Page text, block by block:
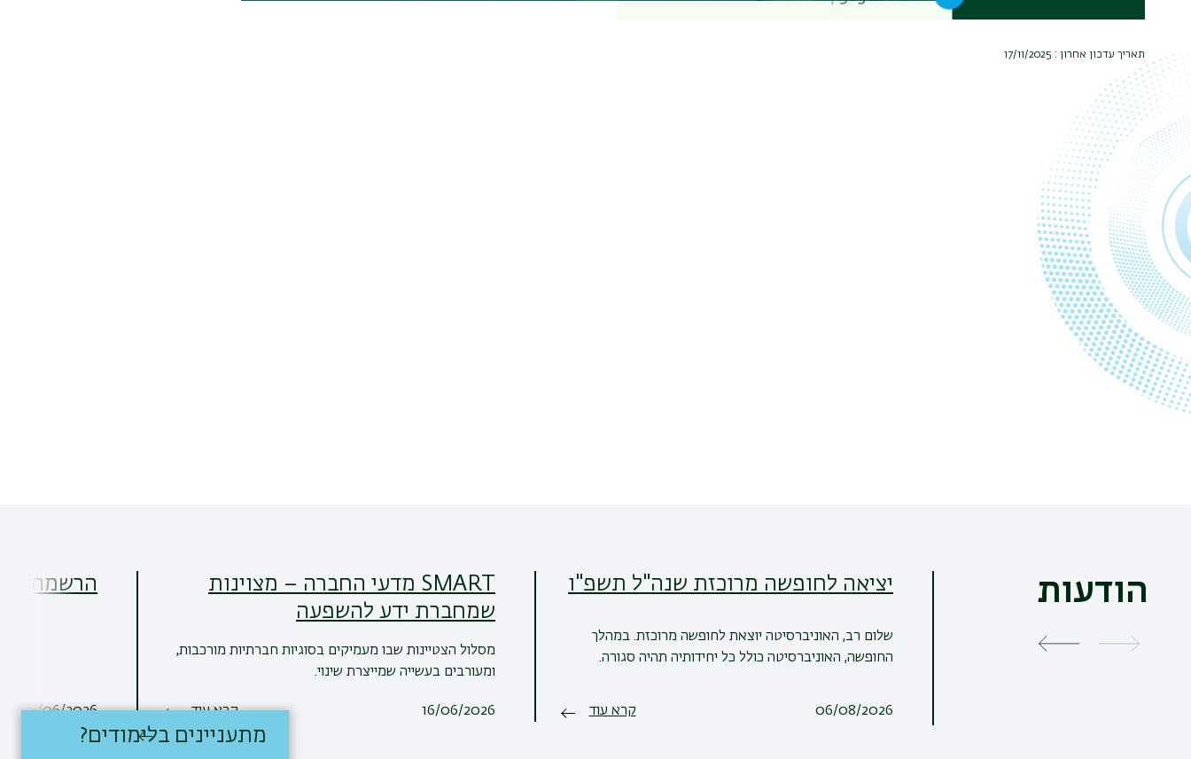
תאריך עדכון אחרון : 17/11/2025
הודעות יציאה לחופשה מרוכזת שנה"ל תשפ"ו
שלום רב, האוניברסיטה יוצאת לחופשה מרוכזת. במהלך
החופשה, האוניברסיטה כולל כל יחידותיה תהיה סגורה.
06/08/2026 קרא עוד
SMART מדעי החברה – מצוינות
שמחברת ידע להשפעה
מסלול הצטיינות שבו מעמיקים בסוגיות חברתיות מורכבות,
ומעורבים בעשייה שמייצרת שינוי.
16/06/2026 קרא עוד
הרשמה
16/06/2026
מתעניינים בלימודים?